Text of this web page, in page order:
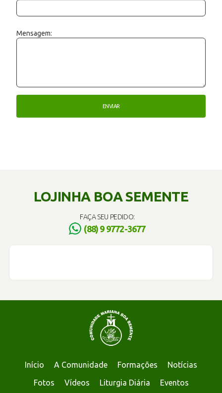
Mensagem:
LOJINHA BOA SEMENTE
FAÇA SEU PEDIDO:
(88) 9 9772-3677
Início A Comunidade Formações
Notícias
Fotos
Vídeos Liturgia Diária Eventos